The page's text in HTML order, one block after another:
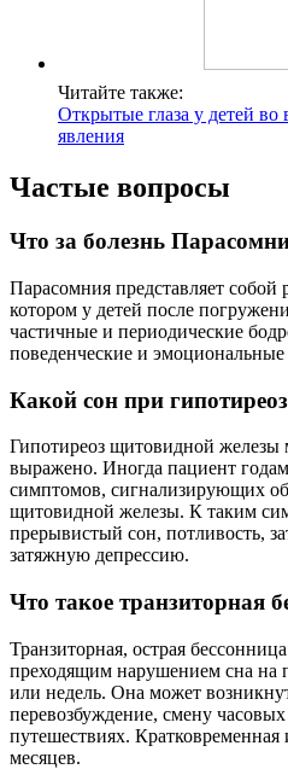
Читайте также:
Открытые глаза у детей во
явления
Частые вопросы
Что за болезнь
Парасомния представляет собой
котором у детей после
частичные и периодические
поведенческие и эмоциональные
Какой сон при
Гипотиреоз щитовидной железы
выражено. Иногда пациент
симптомов, сигнализирующих
щитовидной железы. К таким
прерывистый сон, потливость,
затяжную депрессию.
Что такое транзиторная
Транзиторная, острая
преходящим нарушением сна на
или недель. Она может
перевозбуждение, смену
путешествиях.
месяцев.